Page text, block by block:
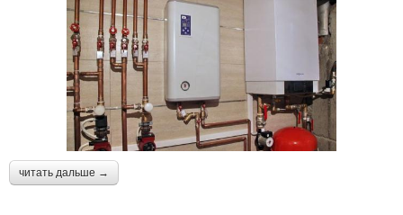
читать дальше →